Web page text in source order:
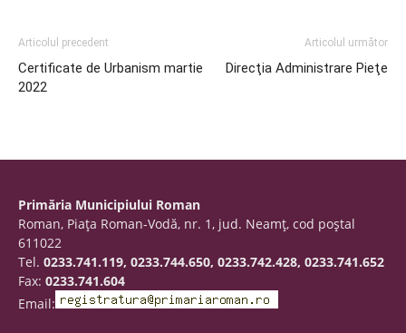
Articolul precedent
Certificate de Urbanism martie
2022
Articolul următor
Direcţia Administrare Pieţe
Primăria Municipiului Roman
Roman, Piaţa Roman-Vodă, nr. 1, jud. Neamţ, cod poştal
611022
Tel. 0233.741.119, 0233.744.650, 0233.742.428, 0233.741.652
Fax: 0233.741.604
Email: